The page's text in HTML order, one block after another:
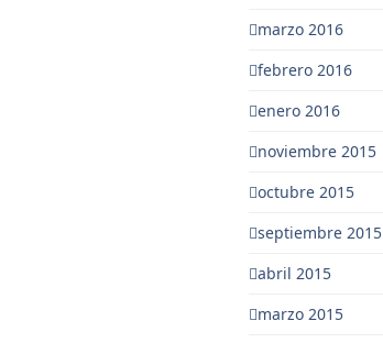
marzo 2016
febrero 2016
enero 2016
noviembre 2015
octubre 2015
septiembre 2015
abril 2015
marzo 2015